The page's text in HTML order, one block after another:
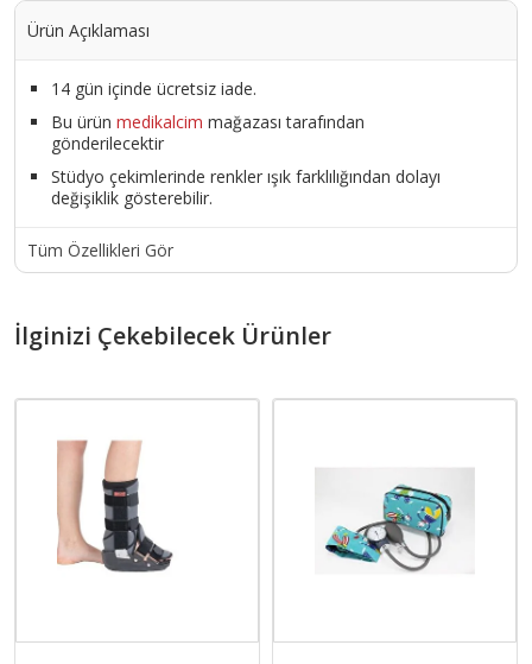
Ürün Açıklaması
14 gün içinde ücretsiz iade.
Bu ürün medikalcim mağazası tarafından
gönderilecektir
Stüdyo çekimlerinde renkler ışık farklılığından dolayı
değişiklik gösterebilir.
Tüm Özellikleri Gör
İlginizi Çekebilecek Ürünler